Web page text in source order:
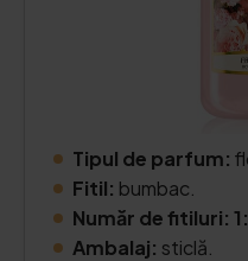
Tipul de parfum:
Fitil: bumbac.
Număr de fitiluri: 1:
Ambalaj: sticlă.